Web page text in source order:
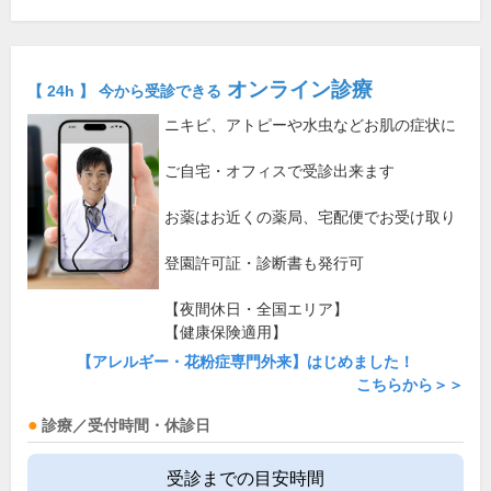
【 24h 】 今から受診できる オンライン診療
ニキビ、アトピーや水虫などお肌の症状に
ご自宅・オフィスで受診出来ます
お薬はお近くの薬局、宅配便でお受け取り
登園許可証・診断書も発行可
【夜間休日・全国エリア】
【健康保険適用】
【アレルギー・花粉症専門外来】はじめました！
こちらから＞＞
診療／受付時間・休診日
受診までの目安時間